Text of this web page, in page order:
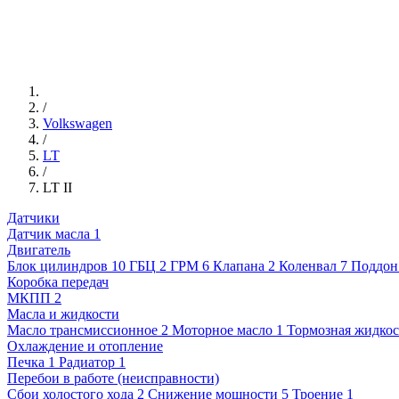
/
Volkswagen
/
LT
/
LT II
Датчики
Датчик масла 1
Двигатель
Блок цилиндров 10 ГБЦ 2 ГРМ 6 Клапана 2 Коленвал 7 Поддон
Коробка передач
МКПП 2
Масла и жидкости
Масло трансмиссионное 2 Моторное масло 1 Тормозная
Охлаждение и отопление
Печка 1 Радиатор 1
Перебои в работе (неисправности)
Сбои холостого хода 2 Снижение мощности 5 Троение 1